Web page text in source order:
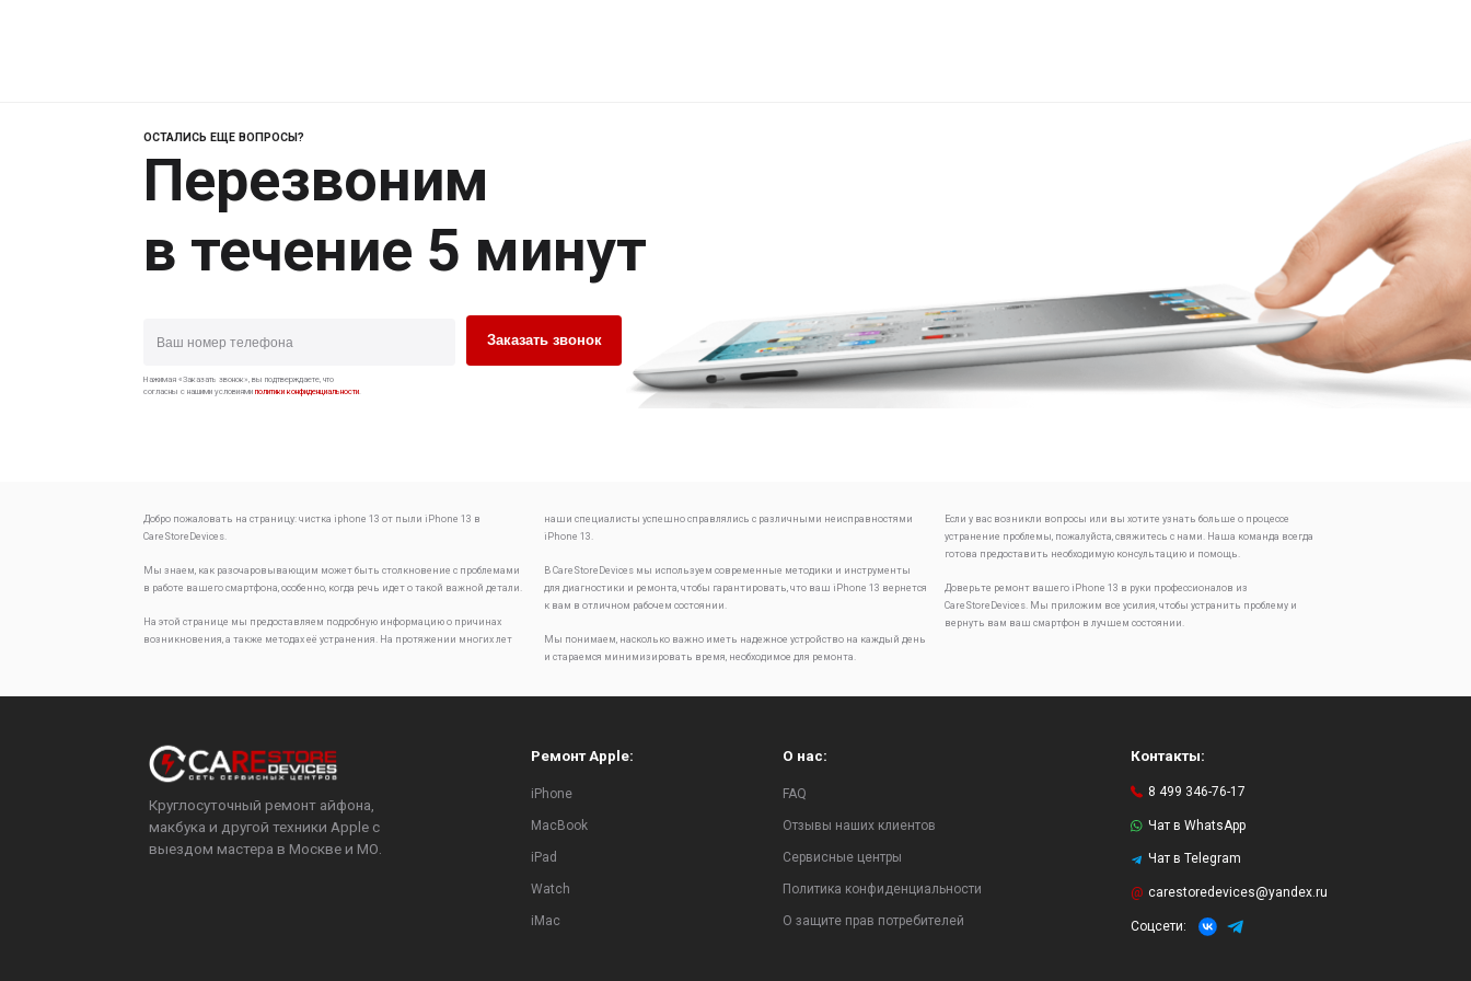
ОСТАЛИСЬ ЕЩЕ ВОПРОСЫ?
Перезвоним
в течение 5 минут
Заказать звонок
Нажимая «Заказать звонок», вы подтверждаете, что
согласны с нашими условиямиполитики конфиденциальности.
Добро пожаловать на страницу:чистка iphone 13 от пыли iPhone 13 в
CareStoreDevices.
Мы знаем, как разочаровывающим может быть столкновение с проблемами
в работе вашего смартфона, особенно, когда речь идет о такой важной детали.
На этой странице мы предоставляем подробную информацию о причинах
возникновения, а также методах её устранения. На протяжении многих лет
наши специалисты успешно справлялись с различными неисправностями
iPhone 13.
В CareStoreDevices мы используем современные методики и инструменты
для диагностики и ремонта, чтобы гарантировать, что ваш iPhone 13 вернется
к вам в отличном рабочем состоянии.
Мы понимаем, насколько важно иметь надежное устройство на каждый день
и стараемся минимизировать время, необходимое для ремонта.
Если у вас возникли вопросы или вы хотите узнать больше о процессе
устранение проблемы, пожалуйста, свяжитесь с нами. Наша команда всегда
готова предоставить необходимую консультацию и помощь.
Доверьте ремонт вашего iPhone 13 в руки профессионалов из
CareStoreDevices. Мы приложим все усилия, чтобы устранить проблему и
вернуть вам ваш смартфон в лучшем состоянии.
Круглосуточный ремонт айфона,
макбука и другой техники Apple с
выездом мастера в Москве и МО.
Ремонт Apple:
iPhone
MacBook
iPad
Watch
iMac
О нас:
FAQ
Отзывы наших клиентов
Сервисные центры
Политика конфиденциальности
О защите прав потребителей
Контакты:
8 499 346-76-17
Чат в WhatsApp
Чат в Telegram
carestoredevices@yandex.ru
Соцсети: